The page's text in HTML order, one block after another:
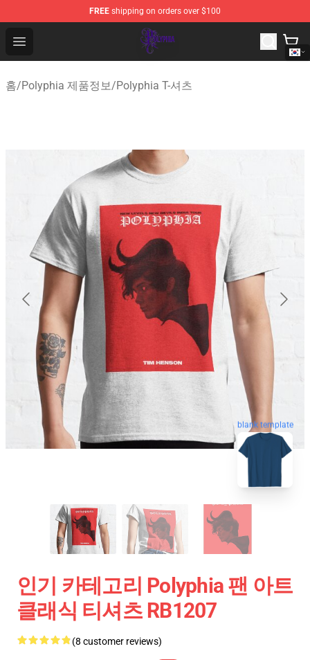
FREE shipping on orders over $100
Open menu
Polyphia Shop - Official Polyphia Merchandise Store
홈/Polyphia 제품정보/Polyphia T-셔츠
blank template
인기 카테고리 Polyphia 팬 아트
클래식 티셔츠 RB1207
(8 customer reviews)